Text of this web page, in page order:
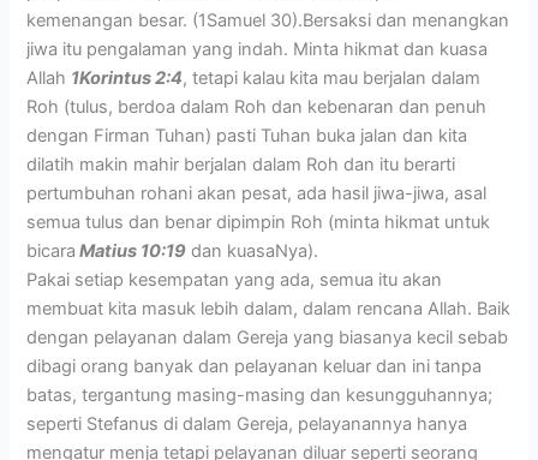
kemenangan besar. (1Samuel 30).Bersaksi dan menangkan
jiwa itu pengalaman yang indah. Minta hikmat dan kuasa
Allah 1Korintus 2:4, tetapi kalau kita mau berjalan dalam
Roh (tulus, berdoa dalam Roh dan kebenaran dan penuh
dengan Firman Tuhan) pasti Tuhan buka jalan dan kita
dilatih makin mahir berjalan dalam Roh dan itu berarti
pertumbuhan rohani akan pesat, ada hasil jiwa-jiwa, asal
semua tulus dan benar dipimpin Roh (minta hikmat untuk
bicara Matius 10:19 dan kuasaNya).
Pakai setiap kesempatan yang ada, semua itu akan
membuat kita masuk lebih dalam, dalam rencana Allah. Baik
dengan pelayanan dalam Gereja yang biasanya kecil sebab
dibagi orang banyak dan pelayanan keluar dan ini tanpa
batas, tergantung masing-masing dan kesungguhannya;
seperti Stefanus di dalam Gereja, pelayanannya hanya
mengatur menja tetapi pelayanan diluar seperti seorang